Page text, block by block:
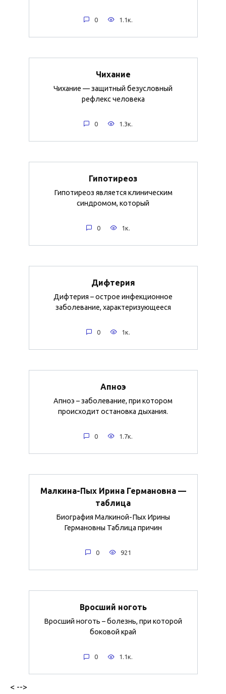
0 1.1к.
Чихание
Чихание — защитный безусловный
рефлекс человека
0 1.3к.
Гипотиреоз
Гипотиреоз является клиническим
синдромом, который
0 1к.
Дифтерия
Дифтерия – острое инфекционное
заболевание, характеризующееся
0 1к.
Апноэ
Апноэ – заболевание, при котором
происходит остановка дыхания.
0 1.7к.
Малкина-Пых Ирина Германовна —
таблица
Биография Малкиной-Пых Ирины
Германовны Таблица причин
0 921
Вросший ноготь
Вросший ноготь – болезнь, при которой
боковой край
0 1.1к.
< -->